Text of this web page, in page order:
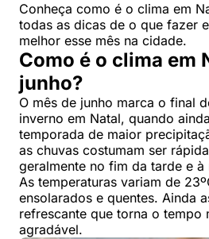
Conheça como é o clima em
todas as dicas de o que fazer
melhor esse mês na cidade.
Como é o clima em
junho?
O mês de junho marca o final
inverno em Natal, quando
temporada de maior
as chuvas costumam ser
geralmente no fim da tarde e à
As temperaturas variam de
ensolarados e quentes. Ainda
refrescante que torna o tempo
agradável.